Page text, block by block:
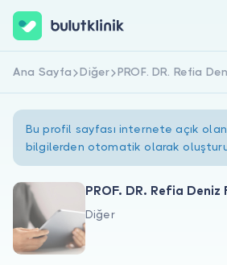
Hakkımızda
Hemen Kaydol
Ana Sayfa Diğer PROF. DR. Refia
Bu profil sayfası internete açık olan
bilgilerden otomatik olarak
PROF. DR. Refia Deniz
Diğer